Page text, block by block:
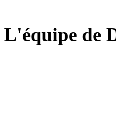
L'équipe de